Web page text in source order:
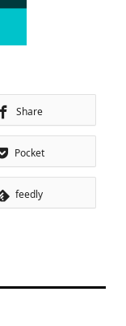
Share
Pocket
feedly